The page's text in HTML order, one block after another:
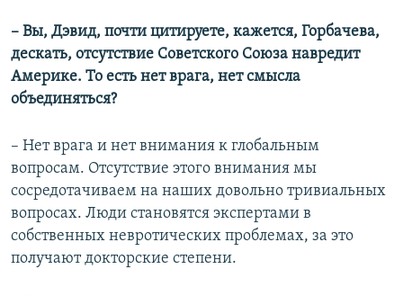
– Вы, Дэвид, почти цитируете, кажется, Горбачева,
дескать, отсутствие Советского Союза навредит
Америке. То есть нет врага, нет смысла
объединяться?
– Нет врага и нет внимания к глобальным
вопросам. Отсутствие этого внимания мы
сосредотачиваем на наших довольно тривиальных
вопросах. Люди становятся экспертами в
собственных невротических проблемах, за это
получают докторские степени.